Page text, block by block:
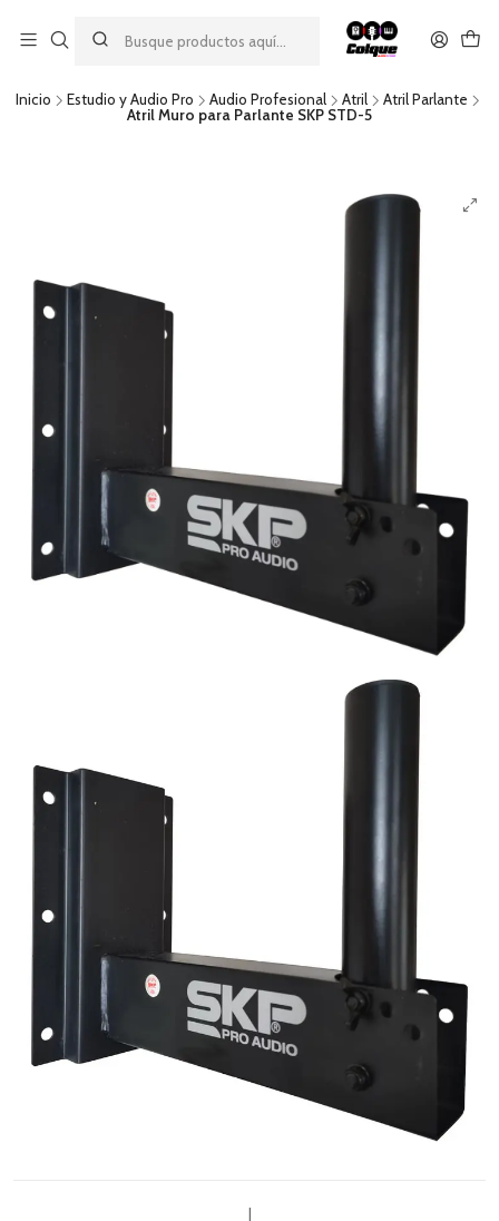
descuento por pago con transferencia bancaria
por una compra mínima de $49.990. Este descuento no es
acumulable a otras promociones ni aplicable a gastos de envío.
Inicio Estudio y Audio Pro Audio Profesional Atril
Atril Parlante
Atril Muro para Parlante SKP STD-5